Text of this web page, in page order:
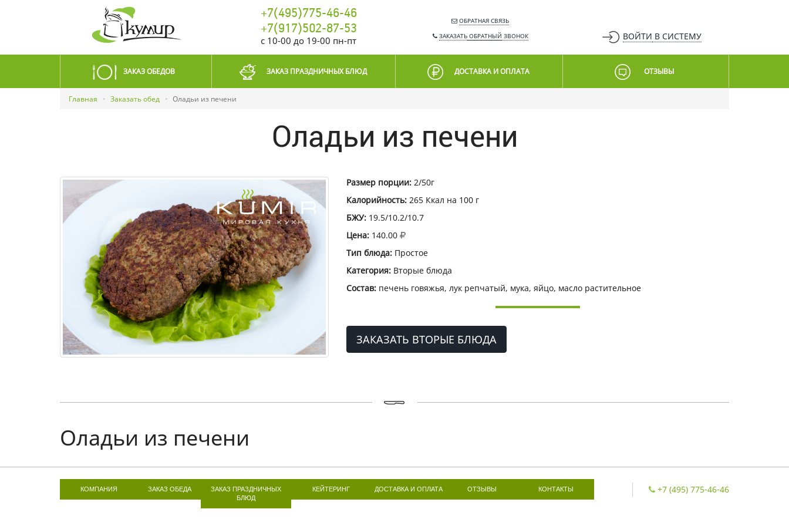
+7(495)775-46-46
+7(917)502-87-53
c 10-00 до 19-00 пн-пт
ОБРАТНАЯ СВЯЗЬ
ЗАКАЗАТЬОБРАТНЫЙ ЗВОНОК ВОЙТИ В СИСТЕМУ
ЗАКАЗ ОБЕДОВ ЗАКАЗ ПРАЗДНИЧНЫХ БЛЮД ДОСТАВКА И ОПЛАТА ОТЗЫВЫ
Главная Заказать обед Оладьи из печени
Оладьи из печени
Размер порции: 2/50г
Калорийность: 265 Ккал на 100 г
БЖУ: 19.5/10.2/10.7
Цена: 140.00
Тип блюда: Простое
Категория: Вторые блюда
Состав: печень говяжья, лук репчатый, мука, яйцо, масло растительное
ЗАКАЗАТЬ ВТОРЫЕ БЛЮДА
Оладьи из печени
КОМПАНИЯ ЗАКАЗ ОБЕДА
ЗАКАЗ ПРАЗДНИЧНЫХ
БЛЮД
КЕЙТЕРИНГ ДОСТАВКА И ОПЛАТА ОТЗЫВЫ КОНТАКТЫ +7 (495) 775-46-46